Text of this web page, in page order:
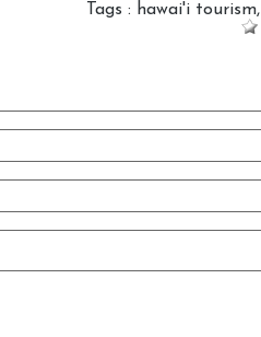
Tags : hawai'i tourism,